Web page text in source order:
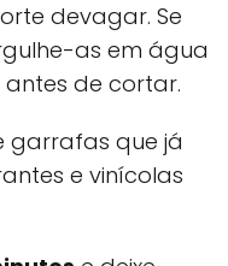
devagar. Se
as em água
de cortar.
garrafas que já
e vinícolas